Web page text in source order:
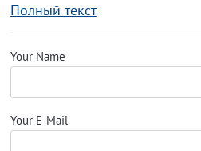
Полный текст
Your Name
Your E-Mail